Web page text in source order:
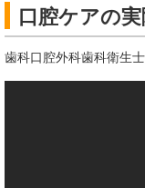
口腔ケアの実
歯科口腔外科歯科衛生